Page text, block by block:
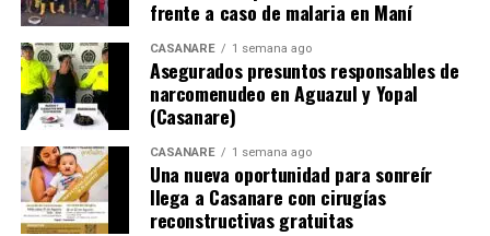
frente a caso de malaria en Maní
CASANARE 1 semana ago
Asegurados presuntos responsables de
narcomenudeo en Aguazul y Yopal
(Casanare)
CASANARE 1 semana ago
Una nueva oportunidad para sonreír
llega a Casanare con cirugías
reconstructivas gratuitas